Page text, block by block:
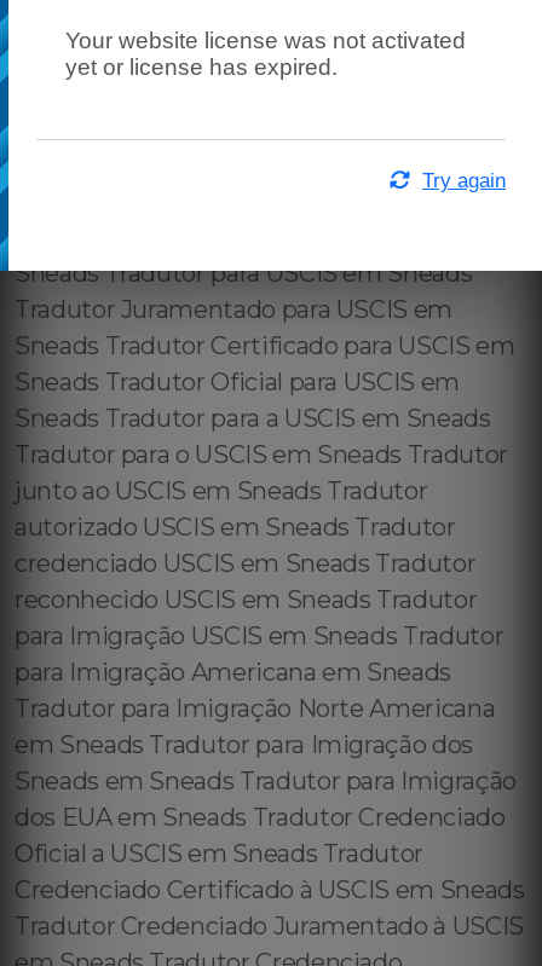
Your website license was not activated
yet or license has expired.
Try again